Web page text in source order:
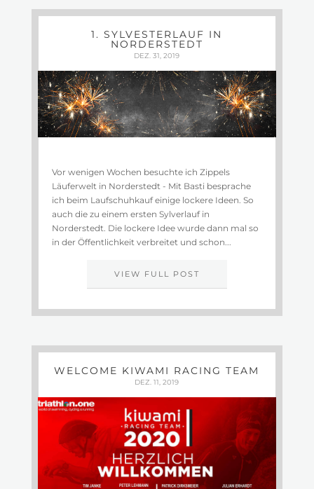
1. SYLVESTERLAUF IN
NORDERSTEDT
DEZ. 31, 2019
Vor wenigen Wochen besuchte ich Zippels
Läuferwelt in Norderstedt - Mit Basti besprache
ich beim Laufschuhkauf einige lockere Ideen. So
auch die zu einem ersten Sylverlauf in
Norderstedt. Die lockere Idee wurde dann mal so
in der Öffentlichkeit verbreitet und schon...
VIEW FULL POST
WELCOME KIWAMI RACING TEAM
DEZ. 11, 2019